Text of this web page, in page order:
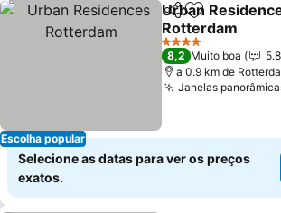
Escolha popular
PartilharAdicionar
Urban
Rotterdam
4 Estrelas
8,2 Muito boa
a 0.9 km de
Janelas
Selecione as datas para ver os preços
exatos.